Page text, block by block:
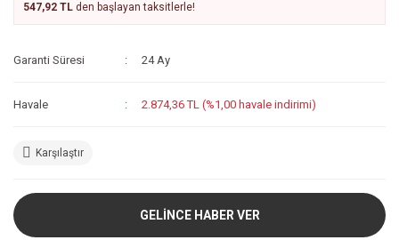
547,92 TL den başlayan taksitlerle!
Garanti Süresi 24 Ay
Havale 2.874,36 TL (%1,00 havale indirimi)
Karşılaştır
GELİNCE HABER VER